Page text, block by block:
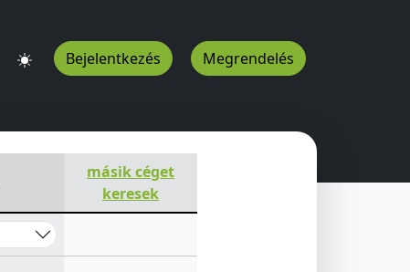
Bejelentkezés Megrendelés
másik céget
keresek